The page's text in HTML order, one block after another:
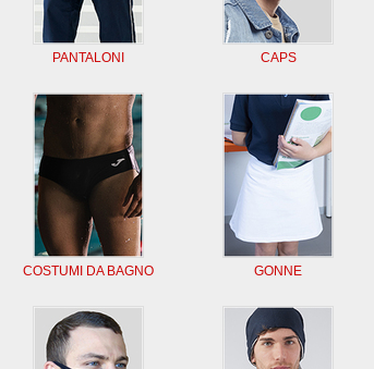
PANTALONI CAPS
COSTUMI DA BAGNO GONNE